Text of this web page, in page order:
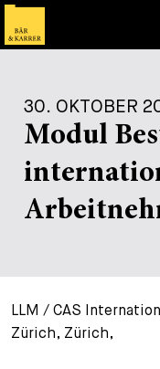
Expertise
Deals & Cases
Publikationen
Publikation
Vortrag
Karriere
Arbeiten bei uns
Kontakt
30. OKTOBER
Modul
LLM / CAS
Zürich, Zürich,